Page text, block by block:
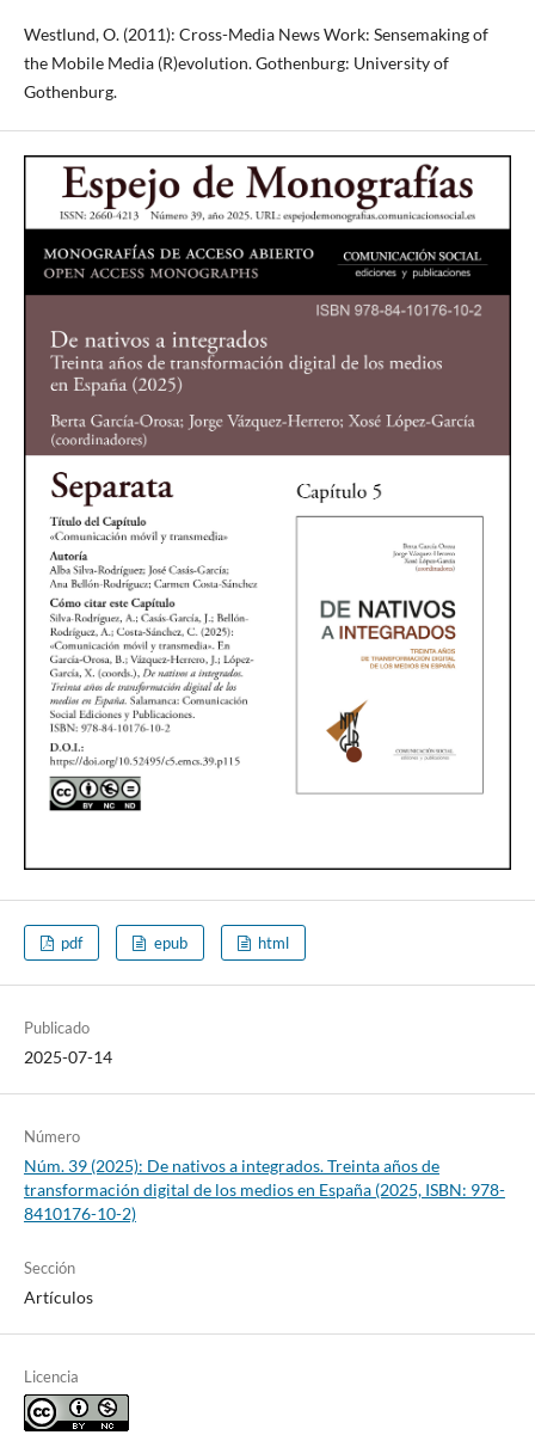
Westlund, O. (2011): Cross-Media News Work: Sensemaking of
the Mobile Media (R)evolution. Gothenburg: University of
Gothenburg.
pdf epub html
Publicado
2025-07-14
Número
Núm. 39 (2025): De nativos a integrados. Treinta años de
transformación digital de los medios en España (2025, ISBN: 978-
8410176-10-2)
Sección
Artículos
Licencia